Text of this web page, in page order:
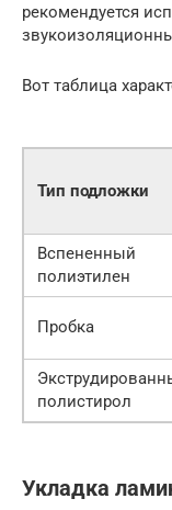
рекомендуется
Вот таблица
Тип подложки
Вспененный
полиэтилен
Пробка
полистирол
Укладка